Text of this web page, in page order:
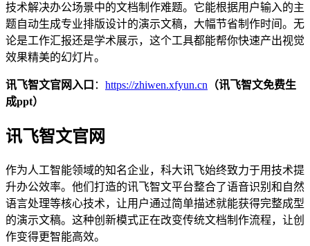
技术解决办公场景中的文档制作难题。它能根据用户输入的主
题自动生成专业排版设计的演示文稿，大幅节省制作时间。无
论是工作汇报还是学术展示，这个工具都能帮你快速产出视觉
效果精美的幻灯片。
讯飞智文官网入口 ： https://zhiwen.xfyun.cn （讯飞智文免费生
成ppt）
讯飞智文官网
作为人工智能领域的知名企业，科大讯飞始终致力于用技术提
升办公效率。他们打造的讯飞智文平台整合了语音识别和自然
语言处理等核心技术，让用户通过简单描述就能获得完整成型
的演示文稿。这种创新模式正在改变传统文档制作流程，让创
作变得更智能高效。